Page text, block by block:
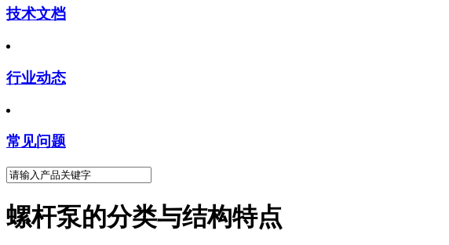
技术文档
行业动态
常见问题
螺杆泵的分类与结构特点